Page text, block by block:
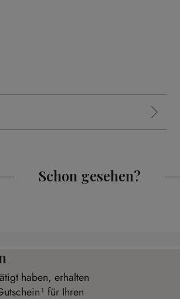
Schon gesehen?
haben, erhalten
für Ihren